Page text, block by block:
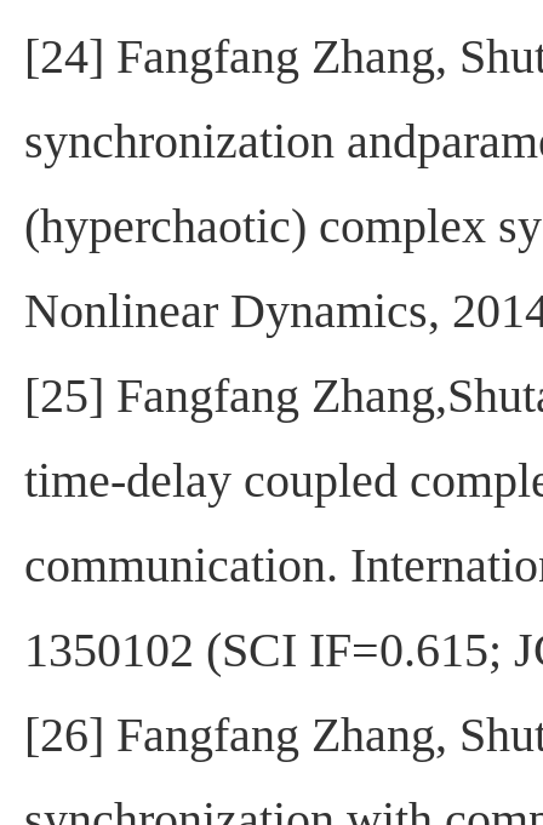
[24] Fangfang Zhang,
synchronization
(hyperchaotic) complex
Nonlinear Dynamics,
[25] Fangfang
time-delay coupled
communication.
1350102 (SCI IF=0.615;
[26] Fangfang Zhang,